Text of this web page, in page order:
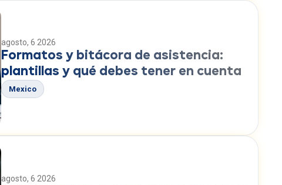
agosto, 6 2026
Formatos y bitácora de asistencia:
plantillas y qué debes tener en cuenta
Mexico
agosto, 6 2026